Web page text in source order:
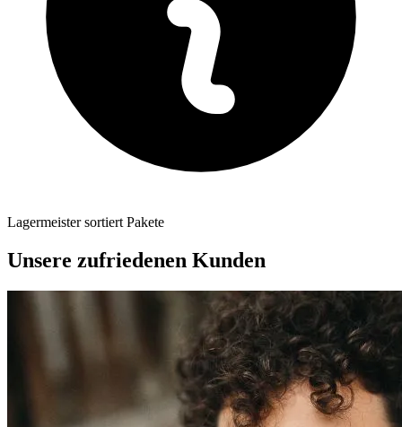
Lagermeister sortiert Pakete
Unsere zufriedenen Kunden